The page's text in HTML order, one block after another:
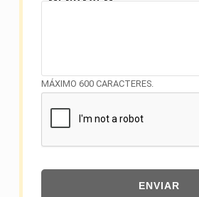
MENSAGEM
MÁXIMO 600 CARACTERES.
ENVIAR